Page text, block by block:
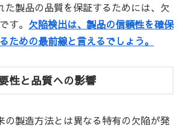
た製品の品質を保証するためには、欠
す。 欠陥検出は、製品の信頼性を確保
ための最前線と言えるでしょう。
性と品質への影響
の製造方法とは異なる特有の欠陥が発